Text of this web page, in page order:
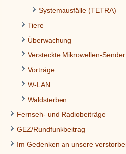
Systemausfälle (TETRA)
Tiere
Überwachung
Versteckte Mikrowellen-Sender
Vorträge
W-LAN
Waldsterben
Fernseh- und Radiobeiträge
GEZ/Rundfunkbeitrag
Im Gedenken an unsere